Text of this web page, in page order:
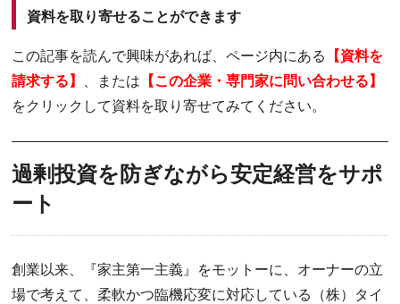
資料を取り寄せることができます
この記事を読んで興味があれば、ページ内にある
【資料を
請求する】
、または 【この企業・専門家に問い合わせる】
をクリックして資料を取り寄せてみてください。
過剰投資を防ぎながら安定経営をサポ
ート
創業以来、『家主第一主義』をモットーに、オーナーの立
場で考えて、柔軟かつ臨機応変に対応している（株）タイ